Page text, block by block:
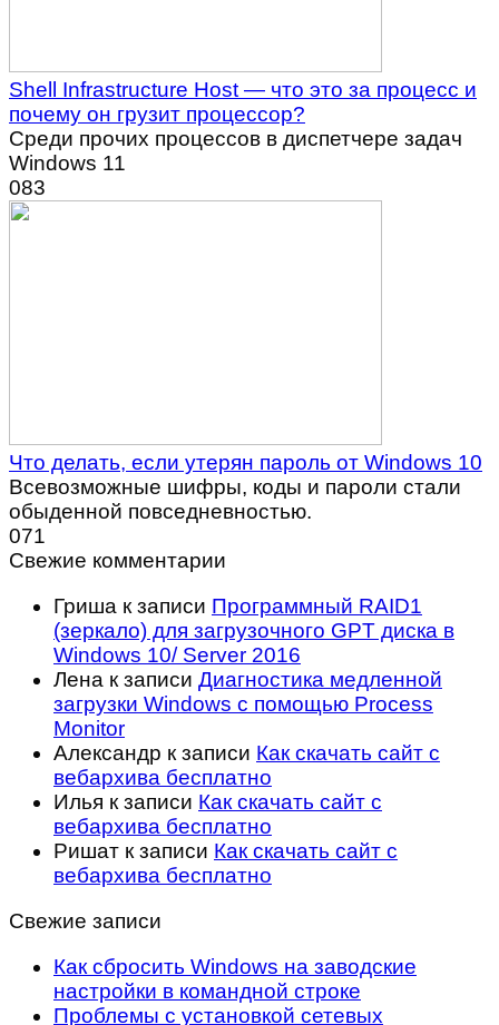
Shell Infrastructure Host — что это за процесс и
почему он грузит процессор?
Среди прочих процессов в диспетчере задач
Windows 11
083
Что делать, если утерян пароль от Windows 10
Всевозможные шифры, коды и пароли стали
обыденной повседневностью.
071
Свежие комментарии
Гриша к записи Программный RAID1
(зеркало) для загрузочного GPT диска в
Windows 10/ Server 2016
Лена к записи Диагностика медленной
загрузки Windows с помощью Process
Monitor
Александр к записи Как скачать сайт с
вебархива бесплатно
Илья к записи Как скачать сайт с
вебархива бесплатно
Ришат к записи Как скачать сайт с
вебархива бесплатно
Свежие записи
Как сбросить Windows на заводские
настройки в командной строке
Проблемы с установкой сетевых